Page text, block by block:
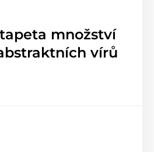
množství
vírů